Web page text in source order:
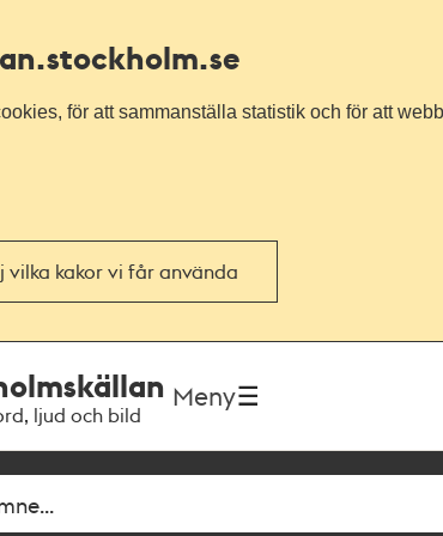
.stockholm.se
för att sammanställa statistik och för att
vilka kakor vi får använda
ljud och bild
Meny